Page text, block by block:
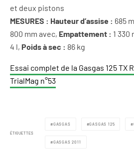
et deux pistons
MESURES : Hauteur d’assise : 685
800 mm avec, Empattement : 1 330
4 l, Poids à sec : 86 kg
Essai complet de la Gasgas 125 TX
TrialMag n°53
ÉTIQUETTES
GASGAS GASGAS 125
GASGAS 2011